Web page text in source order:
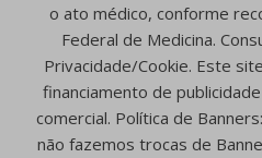
o ato médico, conforme
Federal de Medicina.
Privacidade/Cookie. Este
financiamento de
comercial. Política de
não fazemos trocas de